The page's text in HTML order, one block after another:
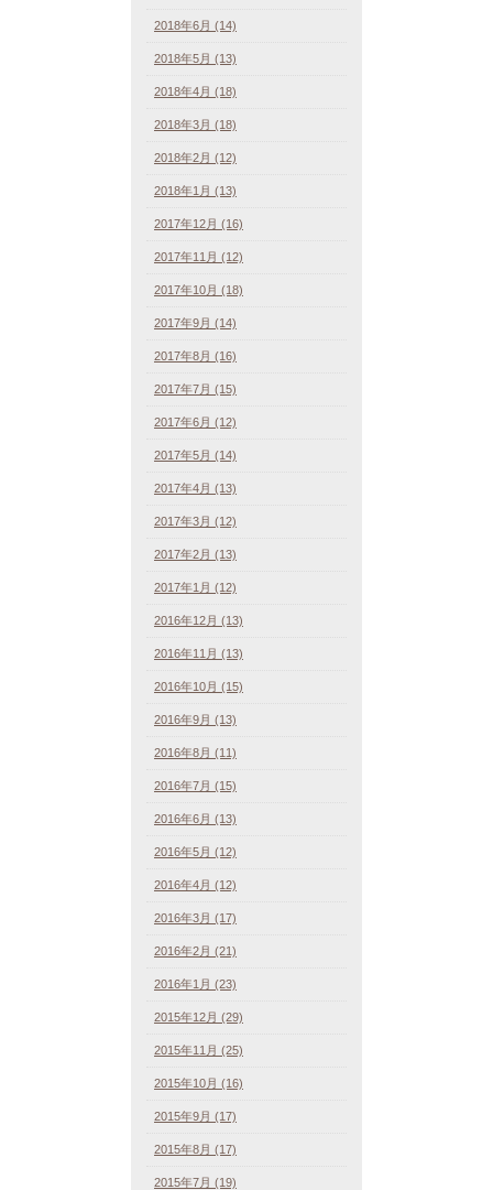
2018年6月 (14)
2018年5月 (13)
2018年4月 (18)
2018年3月 (18)
2018年2月 (12)
2018年1月 (13)
2017年12月 (16)
2017年11月 (12)
2017年10月 (18)
2017年9月 (14)
2017年8月 (16)
2017年7月 (15)
2017年6月 (12)
2017年5月 (14)
2017年4月 (13)
2017年3月 (12)
2017年2月 (13)
2017年1月 (12)
2016年12月 (13)
2016年11月 (13)
2016年10月 (15)
2016年9月 (13)
2016年8月 (11)
2016年7月 (15)
2016年6月 (13)
2016年5月 (12)
2016年4月 (12)
2016年3月 (17)
2016年2月 (21)
2016年1月 (23)
2015年12月 (29)
2015年11月 (25)
2015年10月 (16)
2015年9月 (17)
2015年8月 (17)
2015年7月 (19)